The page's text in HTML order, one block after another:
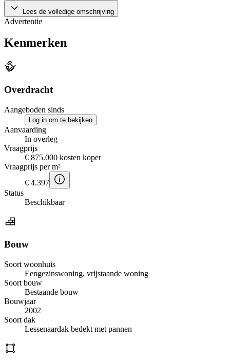
Lees de volledige omschrijving
Advertentie
Kenmerken
Overdracht
Aangeboden sinds
Log in om te bekijken
Aanvaarding
In overleg
Vraagprijs
€ 875.000 kosten koper
Vraagprijs per m²
€ 4.397
Status
Beschikbaar
Bouw
Soort woonhuis
Eengezinswoning, vrijstaande woning
Soort bouw
Bestaande bouw
Bouwjaar
2002
Soort dak
Lessenaardak bedekt met pannen